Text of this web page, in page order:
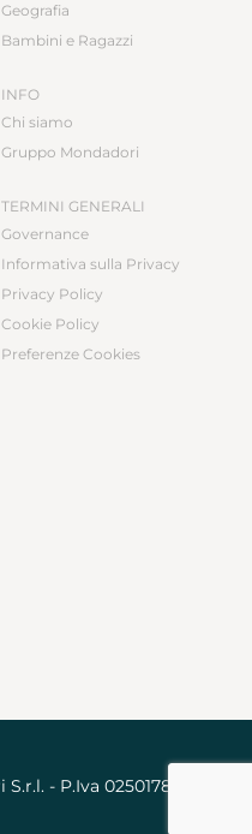
Geografia
Bambini e Ragazzi
INFO
Chi siamo
Gruppo Mondadori
TERMINI GENERALI
Governance
Informativa sulla Privacy
Privacy Policy
Cookie Policy
Preferenze Cookies
- P.Iva 02501780031